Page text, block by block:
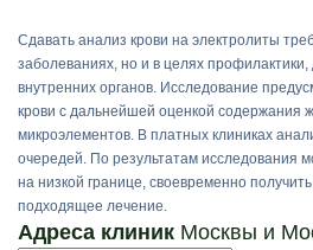
Сдавать анализ крови на электролиты
заболеваниях, но и в целях
внутренних органов. Исследование
крови с дальнейшей оценкой содержания
микроэлементов. В платных клиниках
очередей. По результатам исследования
на низкой границе, своевременно
подходящее лечение.
Адреса клиник Москвы и